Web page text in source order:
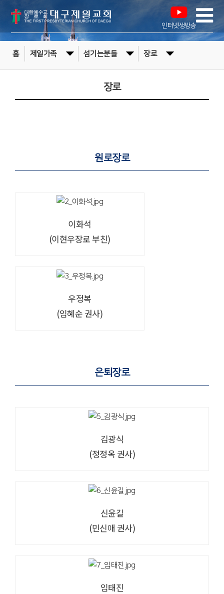
인터넷생방송
홈 제일가족 섬기는분들 장로
장로
원로장로
이화석
(이현우장로 부친)
우정복
(임혜순 권사)
은퇴장로
김광식
(정정옥 권사)
신윤길
(민신애 권사)
임태진